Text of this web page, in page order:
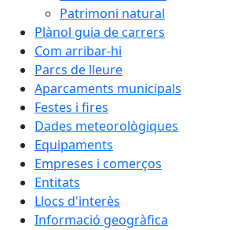
Patrimoni natural
Plànol guia de carrers
Com arribar-hi
Parcs de lleure
Aparcaments municipals
Festes i fires
Dades meteorològiques
Equipaments
Empreses i comerços
Entitats
Llocs d'interès
Informació geogràfica